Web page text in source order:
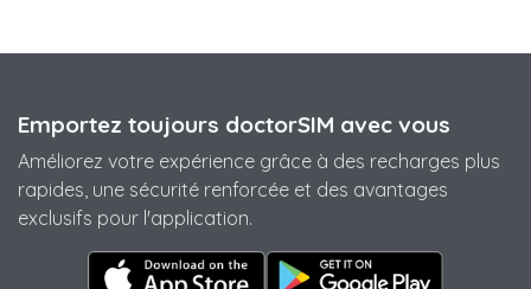
Emportez toujours doctorSIM avec vous
Améliorez votre expérience grâce à des recharges plus
rapides, une sécurité renforcée et des avantages
exclusifs pour l'application.